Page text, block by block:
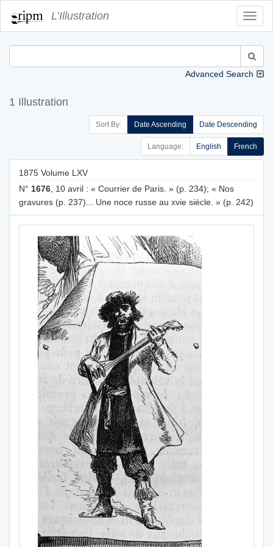
L’Illustration
Advanced Search
1 Illustration
Sort By: Date Ascending Date Descending
Language: English French
1875 Volume LXV
N° 1676 , 10 avril : « Courrier de Paris. » (p. 234); « Nos
gravures (p. 237)... Une noce russe au xvie siècle. » (p. 242)